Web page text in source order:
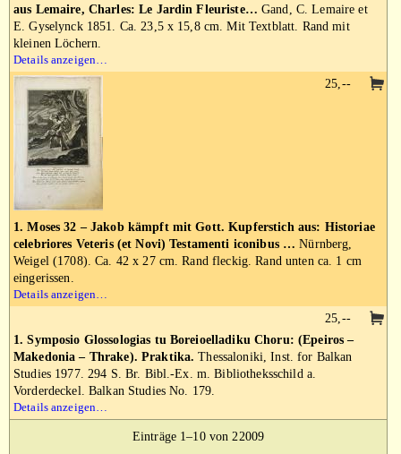
aus Lemaire, Charles: Le Jardin Fleuriste… Gand, C. Lemaire et
E. Gyselynck 1851. Ca. 23,5 x 15,8 cm. Mit Textblatt. Rand mit
kleinen Löchern.
Details anzeigen…
1. Moses 32 – Jakob kämpft mit Gott. Kupferstich aus: Historiae
celebriores Veteris (et Novi) Testamenti iconibus … Nürnberg,
Weigel (1708). Ca. 42 x 27 cm. Rand fleckig. Rand unten ca. 1 cm
eingerissen.
Details anzeigen…
25,--
1. Symposio Glossologias tu Boreioelladiku Choru: (Epeiros –
Makedonia – Thrake). Praktika. Thessaloniki, Inst. for Balkan
Studies 1977. 294 S. Br. Bibl.-Ex. m. Bibliotheksschild a.
Vorderdeckel. Balkan Studies No. 179.
Details anzeigen…
25,--
Einträge 1–10 von 22009